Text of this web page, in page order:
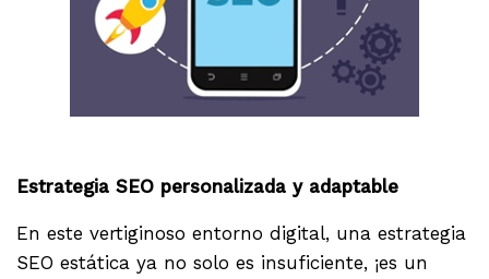
Estrategia SEO personalizada y adaptable
En este vertiginoso entorno digital, una estrategia
SEO estática ya no solo es insuficiente, ¡es un